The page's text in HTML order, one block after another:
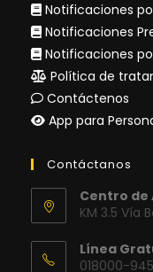
Notificaciones
Notificaciones
Notificaciones
Política de
Contáctenos
App para
Contáctanos
Centro de
KM 3.5 Vía
Línea
018000-